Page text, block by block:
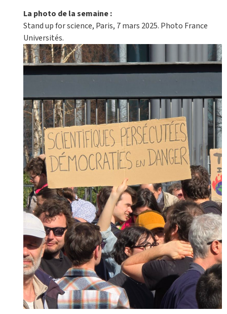
La photo de la semaine :
Stand up for science, Paris, 7 mars 2025. Photo France
Universités.